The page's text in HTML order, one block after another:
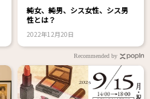
純女、純男、シス女性、シス男
性とは？
2022年12月20日
Recommended by